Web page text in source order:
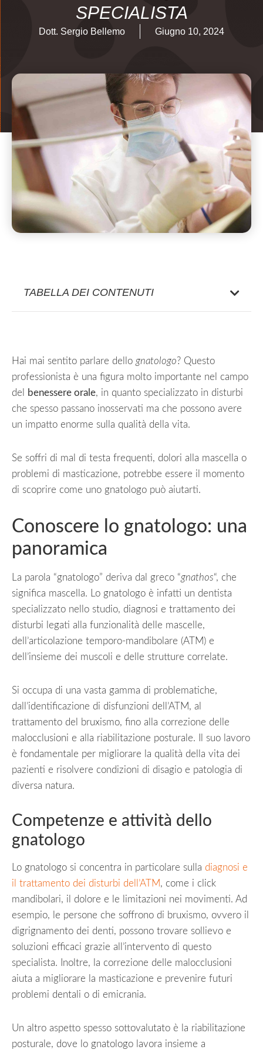
SPECIALISTA
Dott. Sergio Bellemo Giugno 10, 2024
TABELLA DEI CONTENUTI
Hai mai sentito parlare dello gnatologo? Questo
professionista è una figura molto importante nel campo
del
benessere orale, in quanto specializzato in disturbi
che spesso passano inosservati ma che possono avere
un impatto enorme sulla qualità della vita.
Se soffri di mal di testa frequenti, dolori alla mascella o
problemi di masticazione, potrebbe essere il momento
di scoprire come uno gnatologo può aiutarti.
Conoscere lo gnatologo: una
panoramica
La parola “gnatologo” deriva dal greco “gnathos“, che
significa mascella. Lo gnatologo è infatti un dentista
specializzato nello studio, diagnosi e trattamento dei
disturbi legati alla funzionalità delle mascelle,
dell’articolazione temporo-mandibolare (ATM) e
dell’insieme dei muscoli e delle strutture correlate.
Si occupa di una vasta gamma di problematiche,
dall’identificazione di disfunzioni dell’ATM, al
trattamento del bruxismo, fino alla correzione delle
malocclusioni e alla riabilitazione posturale. Il suo lavoro
è fondamentale per migliorare la qualità della vita dei
pazienti e risolvere condizioni di disagio e patologia di
diversa natura.
Competenze e attività dello
gnatologo
Lo gnatologo si concentra in particolare sulla diagnosi e
il trattamento dei disturbi dell’ATM, come i click
mandibolari, il dolore e le limitazioni nei movimenti. Ad
esempio, le persone che soffrono di bruxismo, ovvero il
digrignamento dei denti, possono trovare sollievo e
soluzioni efficaci grazie all’intervento di questo
specialista. Inoltre, la correzione delle malocclusioni
aiuta a migliorare la masticazione e prevenire futuri
problemi dentali o di emicrania.
Un altro aspetto spesso sottovalutato è la riabilitazione
posturale, dove lo gnatologo lavora insieme a